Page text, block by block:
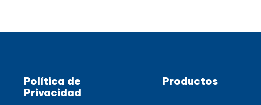
Política de
Privacidad
Productos